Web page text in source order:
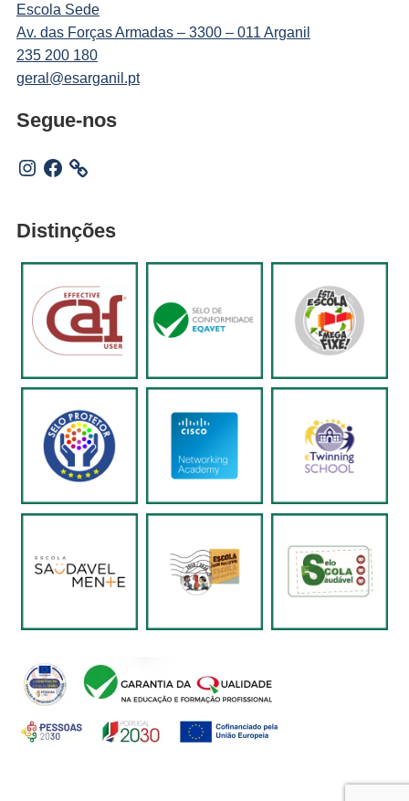
Escola Sede
Av. das Forças Armadas – 3300 – 011 Arganil
235 200 180
geral@esarganil.pt
Segue-nos
Instagram
Facebook
Distinções